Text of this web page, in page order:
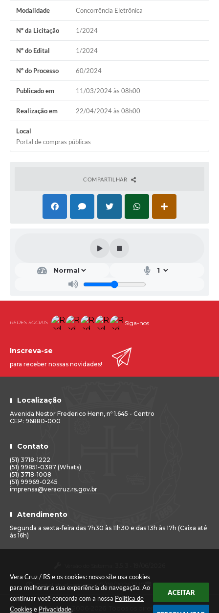
Vera Cruz / RS e os cookies: nosso site usa cookies
para melhorar a sua experiência de navegação. Ao
continuar você concorda com a nossa Política de
Cookies e Privacidade.
ACEITAR
Modalidade Concorrência Eletrônica
Nº da Licitação 1/2024
Nº do Edital 1/2024
Nº do Processo 60/2024
Publicado em 11/03/2024 às 08h00
Realização em 22/04/2024 às 08h00
Local
Portal de compras públicas
COMPARTILHAR
Siga-nos
Localização
Avenida Nestor Frederico Henn, nº 1.645 - Centro
CEP: 96880-000
Contato
(51) 3718-1222
(51) 99851-0387 (Whats)
(51) 3718-1008
(51) 99969-0245
imprensa@veracruz.rs.gov.br
Atendimento
Segunda a sexta-feira das 7h30 às 11h30 e das 13h às 17h (Caixa até
às 16h)
Inscreva-se
para receber nossas novidades!
Portal atualizado em:07/08/2026 17:10 Dados Abertos
© Copyright Instar - 2006-2026. Todos os direitos